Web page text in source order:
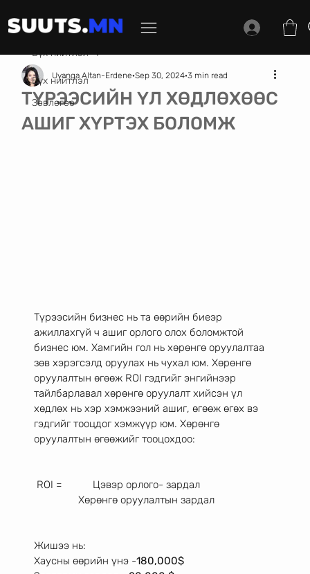
Бүх нийтлэл
Зөвлөгөө
Бүх нийтлэл
ТҮРЭЭСИЙН ҮЛ ХӨДЛӨХӨӨС
АШИГ ХҮРТЭХ БОЛОМЖ
Uyanga Altan-Erdene Sep 30, 2024 3 min read
Түрээсийн бизнес нь та өөрийн биеэр
ажиллахгүй ч ашиг орлого олох боломжтой
бизнес юм. Хамгийн гол нь хөрөнгө оруулалтаа
зөв хэрэгсэлд оруулах нь чухал юм. Хөрөнгө
оруулалтын өгөөж ROI гэдгийг энгийнээр
тайлбарлавал хөрөнгө оруулалт хийсэн үл
хөдлөх нь хэр хэмжээний ашиг, өгөөж өгөх вэ
гэдгийг тооцдог хэмжүүр юм. Хөрөнгө
оруулалтын өгөөжийг тооцохдоо:
ROI =           Цэвэр орлого- зардал
Хөрөнгө оруулалтын зардал
Жишээ нь:
Хаусны өөрийн үнэ -180,000$